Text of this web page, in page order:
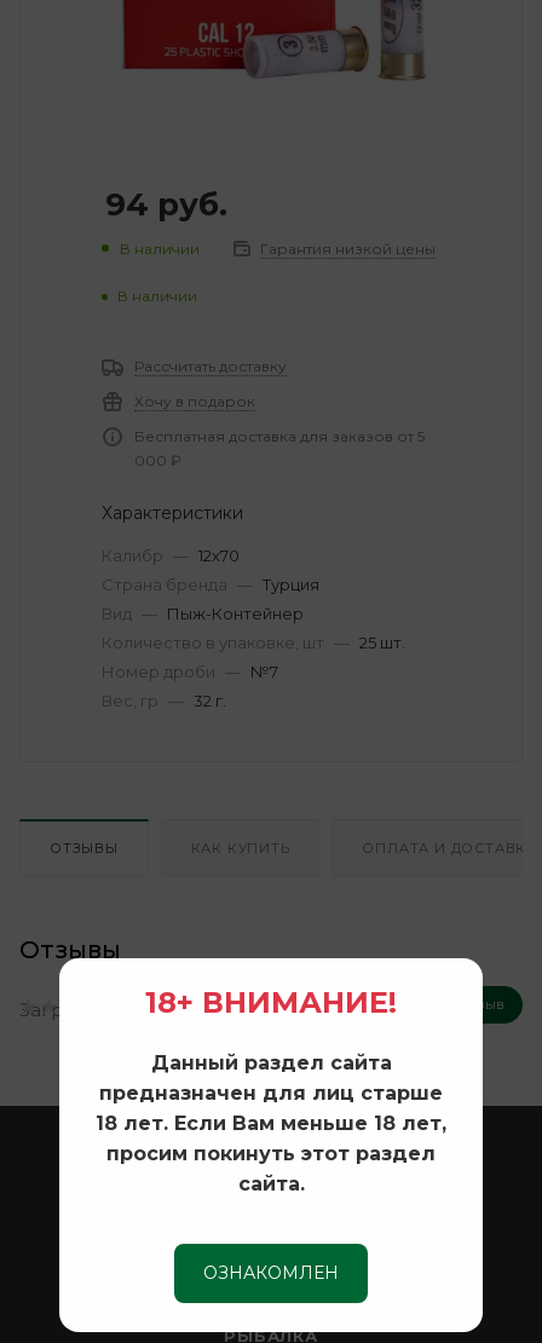
94 руб.
В наличии Гарантия низкой цены
В наличии
Рассчитать доставку
Хочу в подарок
Бесплатная доставка для заказов от 5
000 ₽
Характеристики
Калибр — 12х70
Страна бренда — Турция
Вид — Пыж-Контейнер
Количество в упаковке, шт — 25 шт.
Номер дроби — №7
Вес, гр — 32 г.
ОТЗЫВЫ КАК КУПИТЬ ОПЛАТА И ДОСТАВКА
Отзывы
Оставить отзыв
Загрузка отзывов...
ОПТИКА
РЫБАЛКА
18+ ВНИМАНИЕ!
Данный раздел сайта
предназначен для лиц старше
18 лет. Если Вам меньше 18 лет,
просим покинуть этот раздел
сайта.
ОЗНАКОМЛЕН